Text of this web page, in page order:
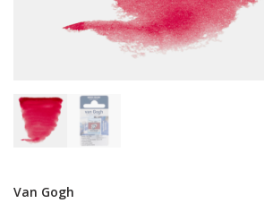
Van Gogh